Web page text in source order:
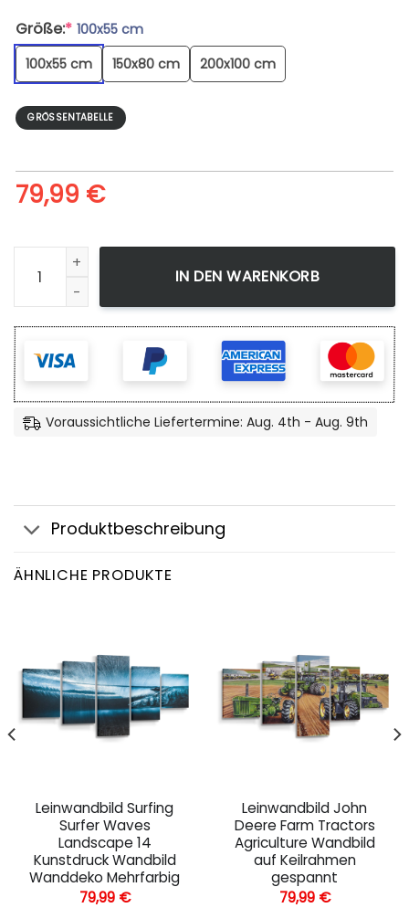
Größe:* 100x55 cm
100x55 cm
150x80 cm 200x100 cm
GRÖSSENTABELLE
79,99 €
Leinwandbild Surfing Surfer Waves Landscape 23
IN DEN WARENKORB
Voraussichtliche Liefertermine: Aug. 4th - Aug. 9th
Produktbeschreibung
ÄHNLICHE PRODUKTE
Leinwandbild Surfing
Surfer Waves
Landscape 14
Kunstdruck Wandbild
Wanddeko Mehrfarbig
79,99 €
Leinwandbild John
Deere Farm Tractors
Agriculture Wandbild
auf Keilrahmen
gespannt
79,99 €